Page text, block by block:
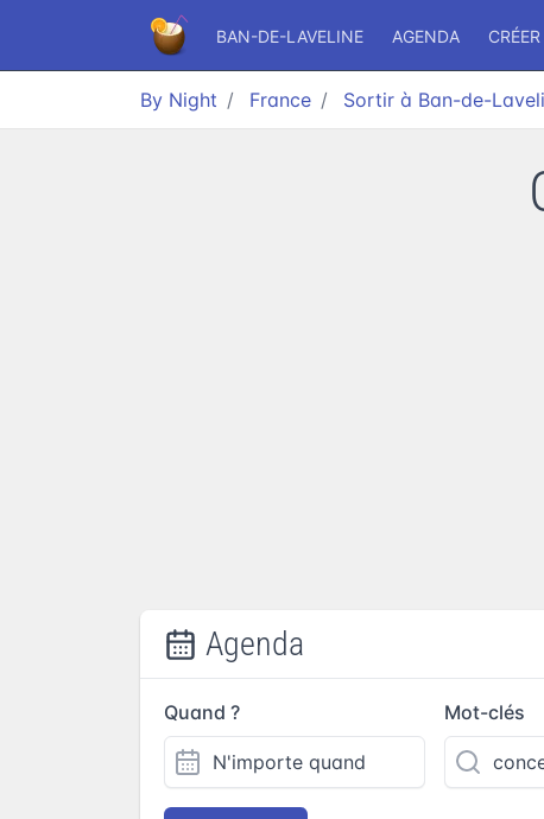
BAN-DE-LAVELINE AGENDA
By Night France Sortir à Ban-de-
Agenda
Quand ? Mot-clés